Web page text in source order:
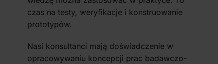
czas na testy, weryfikacje i konstruowanie
prototypów.
Nasi konsultanci mają doświadczenie w
opracowywaniu koncepcji prac badawczo-